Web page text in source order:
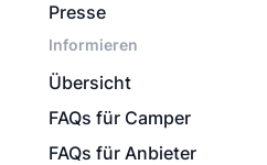
Presse
Informieren
Übersicht
FAQs für Camper
FAQs für Anbieter